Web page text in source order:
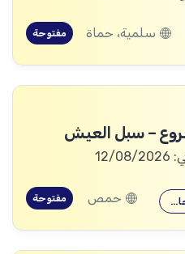
سلمية، حماة مفتوحة
– سبل العيش
شهادة جامعية حمص مفتوحة